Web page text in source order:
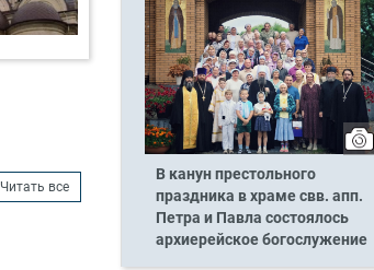
Читать все
В канун престольного
праздника в храме свв. апп.
Петра и Павла состоялось
архиерейское богослужение